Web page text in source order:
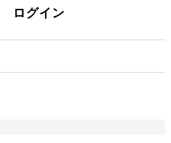
ログイン